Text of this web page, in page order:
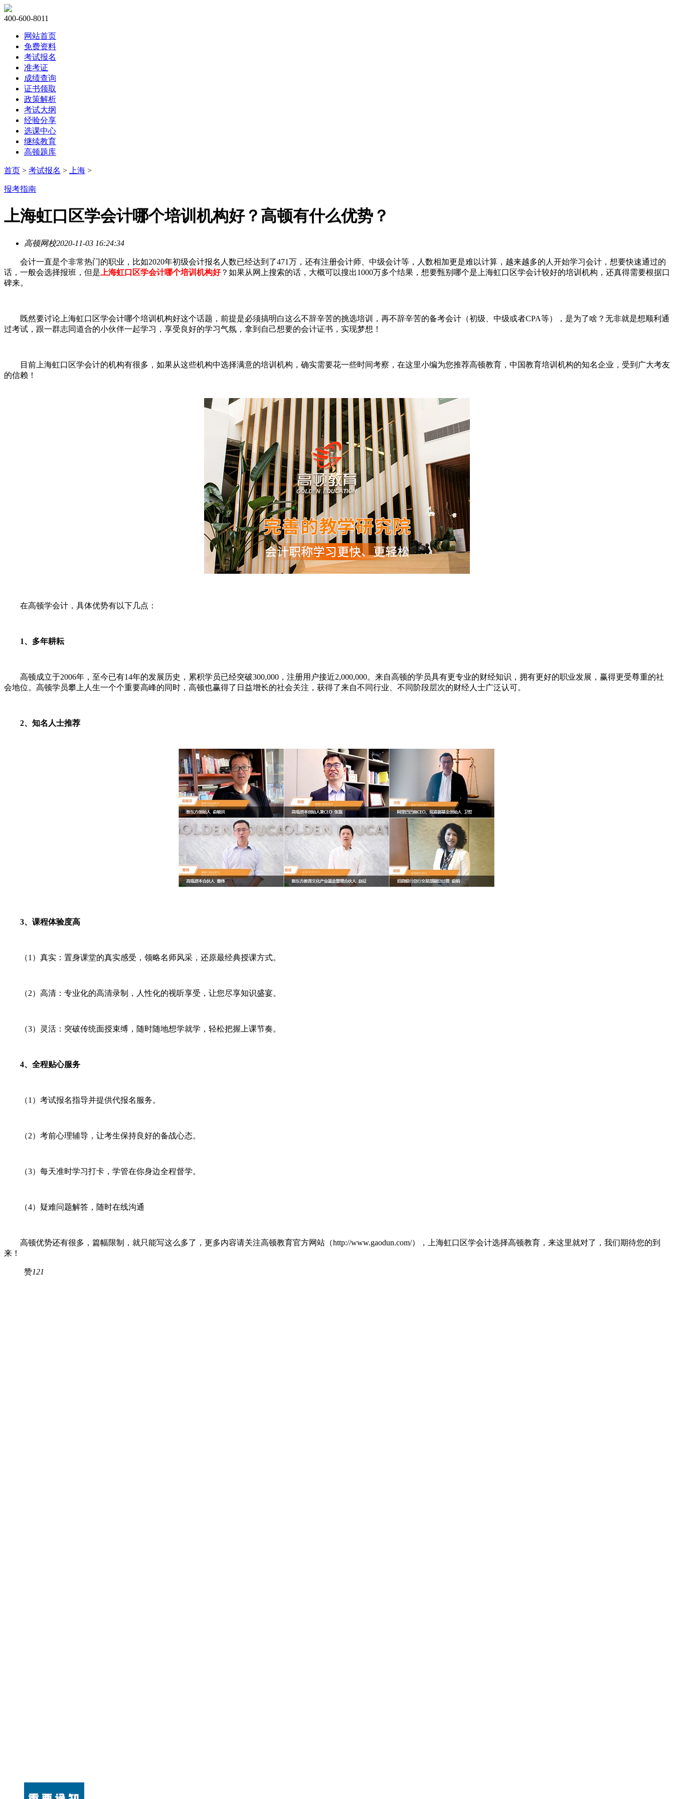
400-600-8011
网站首页
免费资料
考试报名
准考证
成绩查询
证书领取
政策解析
考试大纲
经验分享
选课中心
继续教育
高顿题库
首页 > 考试报名 > 上海 >
报考指南
上海虹口区学会计哪个培训机构好？高顿有什么优势？
高顿网校2020-11-03 16:24:34
会计一直是个非常热门的职业，比如2020年初级会计报名人数已经达到了471万，还有注册会计师、中级会计等，人数相加更是难以计算，越来越多的人开始学习会计，想要快速通过的
话，一般会选择报班，但是 上海虹口区学会计哪个培训机构好？如果从网上搜索的话，大概可以搜出1000万多个结果，想要甄别哪个是上海虹口区学会计较好的培训机构，还真得需要根据口
碑来。
既然要讨论上海虹口区学会计哪个培训机构好这个话题，前提是必须搞明白这么不辞辛苦的挑选培训，再不辞辛苦的备考会计（初级、中级或者CPA等），是为了啥？无非就是想顺利通
过考试，跟一群志同道合的小伙伴一起学习，享受良好的学习气氛，拿到自己想要的会计证书，实现梦想！
目前上海虹口区学会计的机构有很多，如果从这些机构中选择满意的培训机构，确实需要花一些时间考察，在这里小编为您推荐高顿教育，中国教育培训机构的知名企业，受到广大考友
的信赖！
在高顿学会计，具体优势有以下几点：
1、多年耕耘
高顿成立于2006年，至今已有14年的发展历史，累积学员已经突破300,000，注册用户接近2,000,000。来自高顿的学员具有更专业的财经知识，拥有更好的职业发展，赢得更受尊重的社
会地位。高顿学员攀上人生一个个重要高峰的同时，高顿也赢得了日益增长的社会关注，获得了来自不同行业、不同阶段层次的财经人士广泛认可。
2、知名人士推荐
3、课程体验度高
（1）真实：置身课堂的真实感受，领略名师风采，还原最经典授课方式。
（2）高清：专业化的高清录制，人性化的视听享受，让您尽享知识盛宴。
（3）灵活：突破传统面授束缚，随时随地想学就学，轻松把握上课节奏。
4、全程贴心服务
（1）考试报名指导并提供代报名服务。
（2）考前心理辅导，让考生保持良好的备战心态。
（3）每天准时学习打卡，学管在你身边全程督学。
（4）疑难问题解答，随时在线沟通
高顿优势还有很多，篇幅限制，就只能写这么多了，更多内容请关注高顿教育官方网站（http://www.gaodun.com/），上海虹口区学会计选择高顿教育，来这里就对了，我们期待您的到
来！
赞121